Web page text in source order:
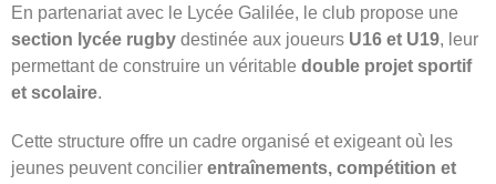
En partenariat avec le Lycée Galilée, le club propose une
section lycée rugby destinée aux joueurs U16 et U19, leur
permettant de construire un véritable double projet sportif
et scolaire.
Cette structure offre un cadre organisé et exigeant où les
jeunes peuvent concilier entraînements, compétition et